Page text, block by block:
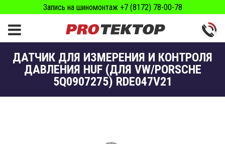
Запись на шиномонтаж +7 (8172) 78-00-78
ДАТЧИК ДЛЯ ИЗМЕРЕНИЯ И КОНТРОЛЯ
ДАВЛЕНИЯ HUF (ДЛЯ VW/PORSCHE
5Q0907275) RDE047V21